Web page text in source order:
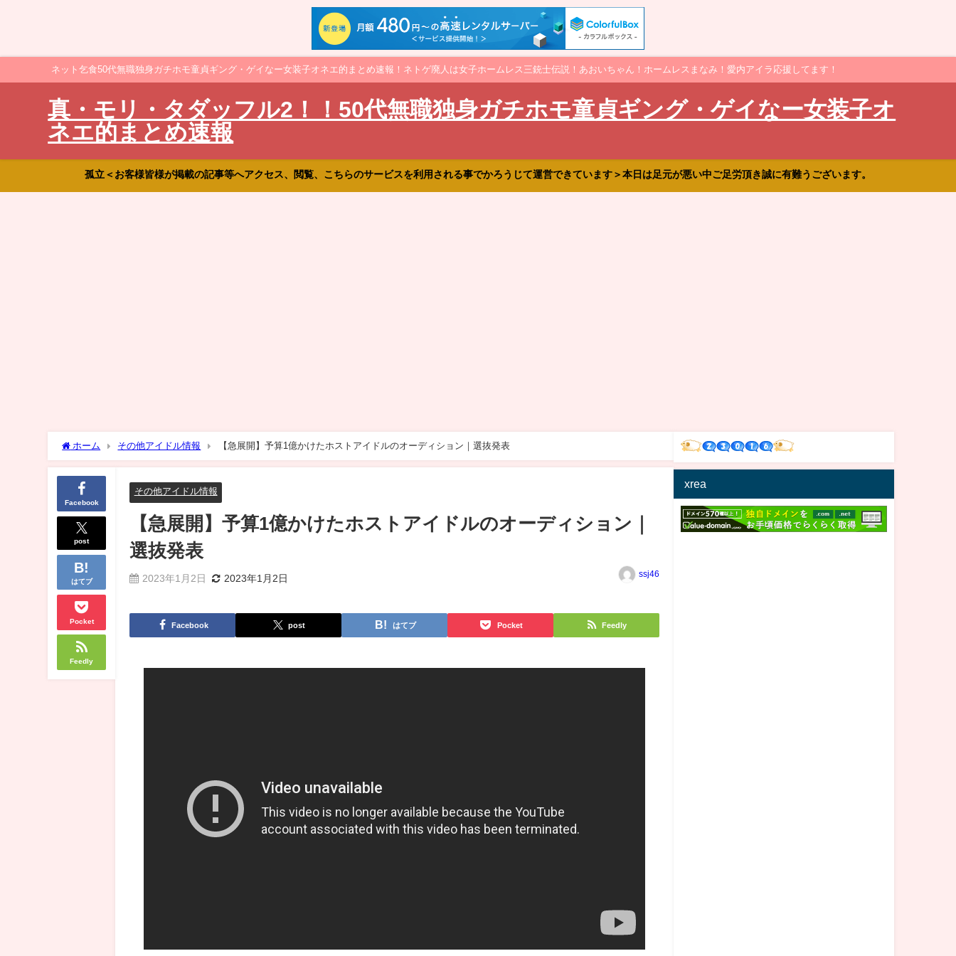
ネット乞食50代無職独身ガチホモ童貞ギング・ゲイなー女装子オネエ的まとめ速報！ネトゲ廃人は女子ホームレス三銃士伝説！あおいちゃん！ホームレスまなみ！愛内アイラ応援してます！
真・モリ・タダッフル2！！50代無職独身ガチホモ童貞ギング・ゲイなー女装子オ
ネエ的まとめ速報
孤立＜お客様皆様が掲載の記事等へアクセス、閲覧、こちらのサービスを利用される事でかろうじて運営できています＞本日は足元が悪い中ご足労頂き誠に有難うございます。
ホーム その他アイドル情報 【急展開】予算1億かけたホストアイドルのオーディション｜選抜発表
Facebook
post
はてブ
Pocket
Feedly
その他アイドル情報
【急展開】予算1億かけたホストアイドルのオーディション｜
選抜発表
2023年1月2日 2023年1月2日 ssj46
Facebook post はてブ Pocket Feedly
xrea